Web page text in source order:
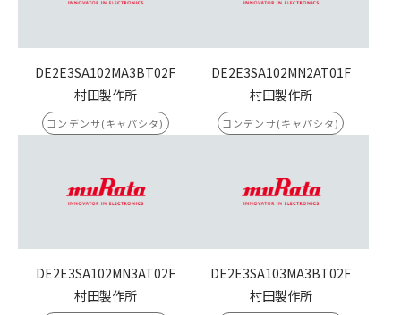
DE2E3SA102MA3BT02F
村田製作所
コンデンサ(キャパシタ)
DE2E3SA102MN2AT01F
村田製作所
コンデンサ(キャパシタ)
DE2E3SA102MN3AT02F
村田製作所
DE2E3SA103MA3BT02F
村田製作所